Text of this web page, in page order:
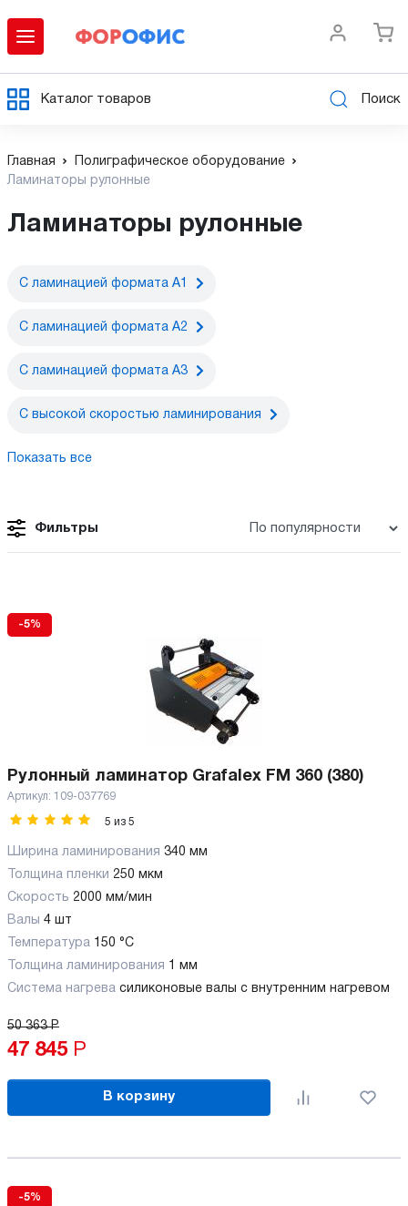
Каталог товаров Поиск
Главная
Полиграфическое оборудование
Ламинаторы рулонные
Ламинаторы рулонные
С ламинацией формата А1
С ламинацией формата А2
С ламинацией формата А3
С высокой скоростью ламинирования
Показать все
Фильтры
-5%
Рулонный ламинатор Grafalex FM 360 (380)
Артикул: 109-037769
5 из 5
Ширина ламинирования 340 мм
Толщина пленки 250 мкм
Скорость 2000 мм/мин
Валы 4 шт
Температура 150 °C
Толщина ламинирования 1 мм
Система нагрева силиконовые валы с внутренним нагревом
50 363 Р
47 845 Р
В корзину
-5%